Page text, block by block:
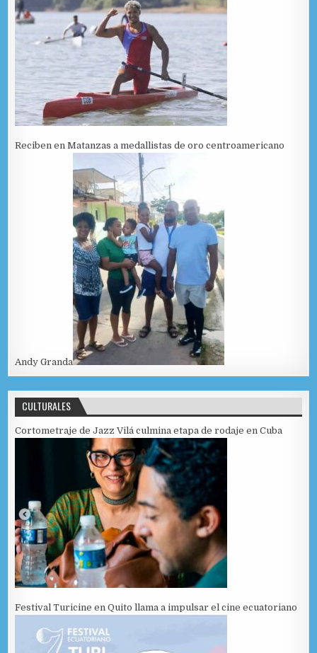
Reciben en Matanzas a medallistas de oro centroamericano
Andy Granda
CULTURALES
Cortometraje de Jazz Vilá culmina etapa de rodaje en Cuba
Festival Turicine en Quito llama a impulsar el cine ecuatoriano